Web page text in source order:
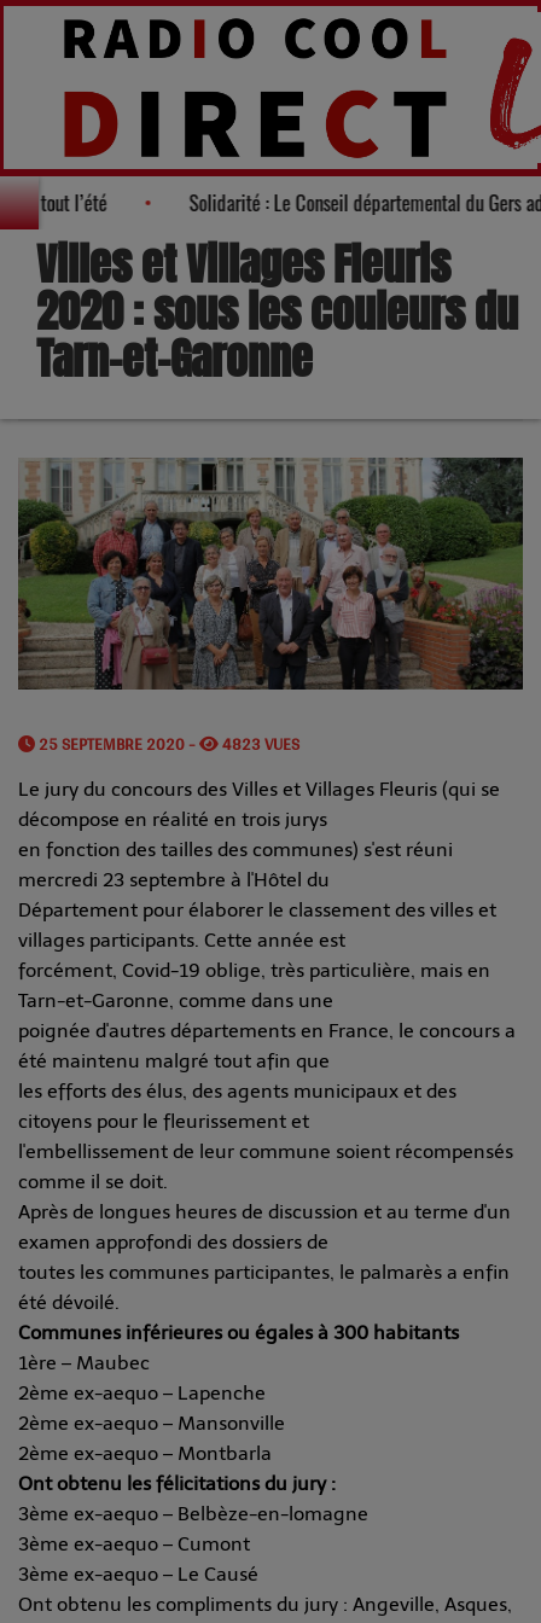
tout l’été Solidarité : Le Conseil départemental du
Villes et Villages Fleuris
2020 : sous les couleurs du
Tarn-et-Garonne
25 SEPTEMBRE 2020 - 4823 VUES
Le jury du concours des Villes et Villages Fleuris (qui se
décompose en réalité en trois jurys
en fonction des tailles des communes) s'est réuni
mercredi 23 septembre à l'Hôtel du
Département pour élaborer le classement des villes et
villages participants. Cette année est
forcément, Covid-19 oblige, très particulière, mais en
Tarn-et-Garonne, comme dans une
poignée d'autres départements en France, le concours a
été maintenu malgré tout afin que
les efforts des élus, des agents municipaux et des
citoyens pour le fleurissement et
l'embellissement de leur commune soient récompensés
comme il se doit.
Après de longues heures de discussion et au terme d'un
examen approfondi des dossiers de
toutes les communes participantes, le palmarès a enfin
été dévoilé.
Communes inférieures ou égales à 300 habitants
1ère – Maubec
2ème ex-aequo – Lapenche
2ème ex-aequo – Mansonville
2ème ex-aequo – Montbarla
Ont obtenu les félicitations du jury :
3ème ex-aequo – Belbèze-en-lomagne
3ème ex-aequo – Cumont
3ème ex-aequo – Le Causé
Ont obtenu les compliments du jury : Angeville, Asques,